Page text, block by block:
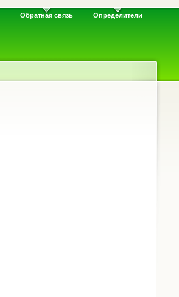
Обратная связь Определители